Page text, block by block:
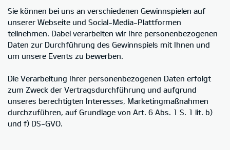
Sie können bei uns an verschiedenen Gewinnspielen auf
unserer Webseite und Social-Media-Plattformen
teilnehmen. Dabei verarbeiten wir Ihre personenbezogenen
Daten zur Durchführung des Gewinnspiels mit Ihnen und
um unsere Events zu bewerben.
Die Verarbeitung Ihrer personenbezogenen Daten erfolgt
zum Zweck der Vertragsdurchführung und aufgrund
unseres berechtigten Interesses, Marketingmaßnahmen
durchzuführen, auf Grundlage von Art. 6 Abs. 1 S. 1 lit. b)
und f) DS-GVO.